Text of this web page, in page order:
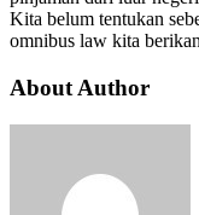
Kita belum tentukan
omnibus law kita
About Author